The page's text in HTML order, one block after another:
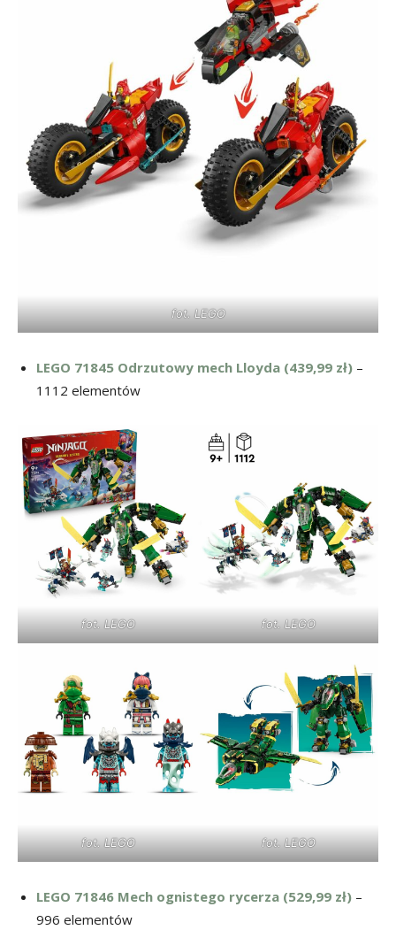
fot. LEGO
LEGO 71845 Odrzutowy mech Lloyda (439,99 zł) –
1112 elementów
fot. LEGO fot. LEGO
fot. LEGO fot. LEGO
LEGO 71846 Mech ognistego rycerza (529,99 zł) –
996 elementów